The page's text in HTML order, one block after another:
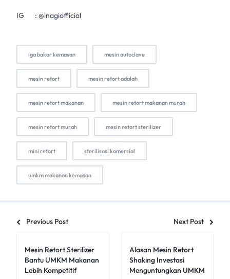
IG : @inagiofficial
iga bakar kemasan mesin autoclave
mesin retort mesin retort adalah
mesin retort makanan mesin retort makanan murah
mesin retort murah mesin retort sterilizer
mini retort sterilisasi komersial
umkm makanan kemasan
Previous Post Next Post
Mesin Retort Sterilizer
Bantu UMKM Makanan
Lebih Kompetitif
Alasan Mesin Retort
Shaking Investasi
Menguntungkan UMKM